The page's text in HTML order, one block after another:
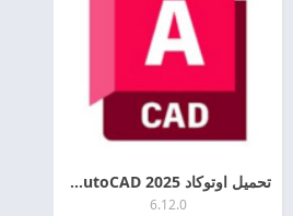
تحميل اوتوكاد 2025 AutoCAD اخر اصدار مجانا
6.12.0